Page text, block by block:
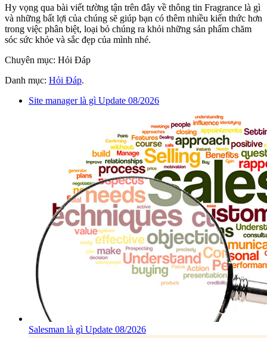
Hy vọng qua bài viết tường tận trên đây về thông tin Fragrance là gì
và những bất lợi của chúng sẽ giúp bạn có thêm nhiều kiến thức hơn
trong việc phân biệt, loại bỏ chúng ra khỏi những sản phẩm chăm
sóc sức khỏe và sắc đẹp của mình nhé.
Chuyên mục: Hỏi Đáp
Danh mục: Hỏi Đáp.
Site manager là gì Update 08/2026
Salesman là gì Update 08/2026